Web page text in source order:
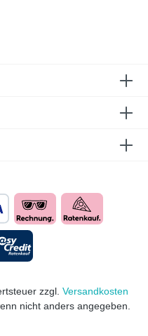
zzgl. Versandkosten
nicht anders angegeben.